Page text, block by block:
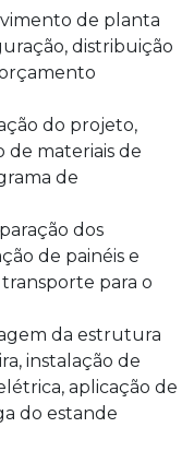
de planta
distribuição
do projeto,
de materiais de
de
dos
de painéis e
para o
da estrutura
instalação de
aplicação de
do estande